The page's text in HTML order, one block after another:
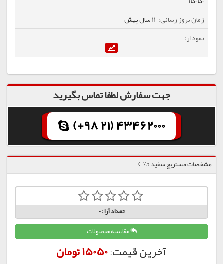
11 سال پیش
جهت سفارش لطفا تماس بگیرید
(+98 21) 43462000
مشخصات مستربچ سفید C75
تعداد آرا:0
مقایسه محصولات
آخرین قیمت:15050 تومان